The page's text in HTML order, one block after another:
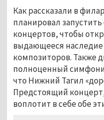
Как рассказали в
планировал
концертов, чтобы
выдающееся
композиторов. Также
полноценный
что Нижний Тагил
Предстоящий
воплотит в себе обе